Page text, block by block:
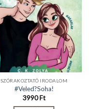
SZÓRAKOZTATÓ IRODALOM
#Veled?Soha!
3990Ft